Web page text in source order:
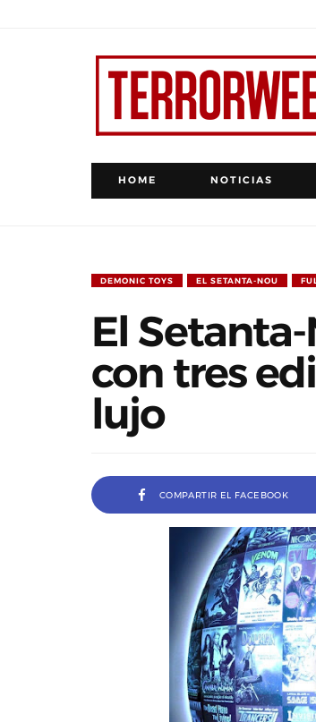
HOME NOTICIAS
DEMONIC TOYS EL SETANTA-NOU
El
con tres
lujo
COMPARTIR EL FACEBOOK